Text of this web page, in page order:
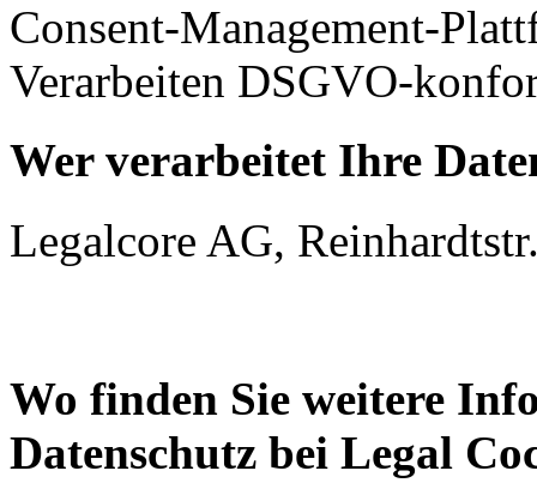
Consent-Management-
Verarbeiten DSGVO-
Wer verarbeitet Ihre
Legalcore AG,
Wo finden Sie weitere
Datenschutz bei Legal